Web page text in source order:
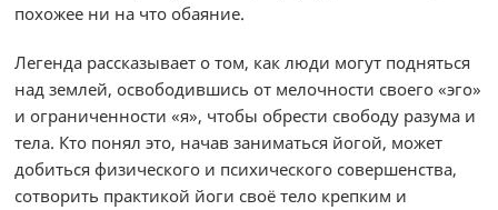
похожее ни на что обаяние.
Легенда рассказывает о том, как люди могут подняться
над землей, освободившись от мелочности своего «эго»
и ограниченности «я», чтобы обрести свободу разума и
тела. Кто понял это, начав заниматься йогой, может
добиться физического и психического совершенства,
сотворить практикой йоги своё тело крепким и